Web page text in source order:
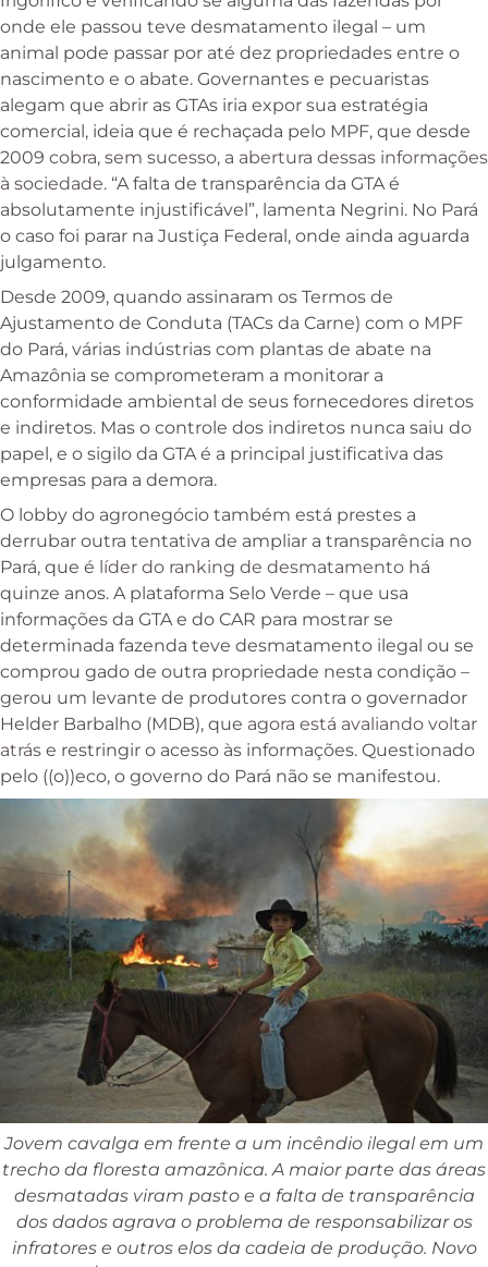
onde ele passou teve desmatamento ilegal – um
animal pode passar por até dez propriedades entre o
nascimento e o abate. Governantes e pecuaristas
alegam que abrir as GTAs iria expor sua estratégia
comercial, ideia que é rechaçada pelo MPF, que desde
2009 cobra, sem sucesso, a abertura dessas informações
à sociedade. “A falta de transparência da GTA é
absolutamente injustificável”, lamenta Negrini. No Pará
o caso foi parar na Justiça Federal, onde ainda aguarda
julgamento.
Desde 2009, quando assinaram os Termos de
Ajustamento de Conduta (TACs da Carne) com o MPF
do Pará, várias indústrias com plantas de abate na
Amazônia se comprometeram a monitorar a
conformidade ambiental de seus fornecedores diretos
e indiretos. Mas o controle dos indiretos nunca saiu do
papel, e o sigilo da GTA é a principal justificativa das
empresas para a demora.
O lobby do agronegócio também está prestes a
derrubar outra tentativa de ampliar a transparência no
Pará, que é líder do ranking de desmatamento há
quinze anos. A plataforma Selo Verde – que usa
informações da GTA e do CAR para mostrar se
determinada fazenda teve desmatamento ilegal ou se
comprou gado de outra propriedade nesta condição –
gerou um levante de produtores contra o governador
Helder Barbalho (MDB), que agora está avaliando voltar
atrás e restringir o acesso às informações. Questionado
pelo ((o))eco, o governo do Pará não se manifestou.
Jovem cavalga em frente a um incêndio ilegal em um
trecho da floresta amazônica. A maior parte das áreas
desmatadas viram pasto e a falta de transparência
dos dados agrava o problema de responsabilizar os
infratores e outros elos da cadeia de produção. Novo